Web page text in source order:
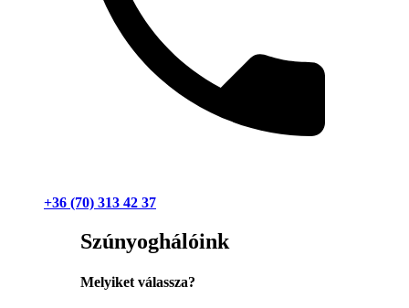
+36 (70) 313 42 37
Szúnyoghálóink
Melyiket válassza?